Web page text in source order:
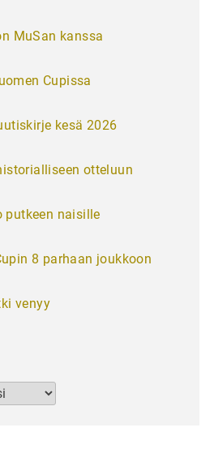
MuSan kanssa
Cupissa
kesä 2026
otteluun
putkeen naisille
8 parhaan joukkoon
venyy